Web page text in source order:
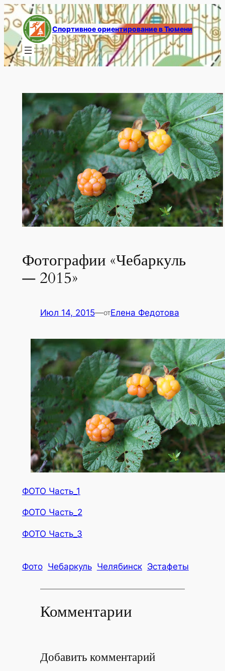
Перейти
к
содержимому
Спортивное ориентирование в Тюмени
Фотографии «Чебаркуль
— 2015»
Июл 14, 2015—отЕлена Федотова
ФОТО Часть_1
ФОТО Часть_2
ФОТО Часть_3
Фото Чебаркуль Челябинск Эстафеты
Комментарии
Добавить комментарий